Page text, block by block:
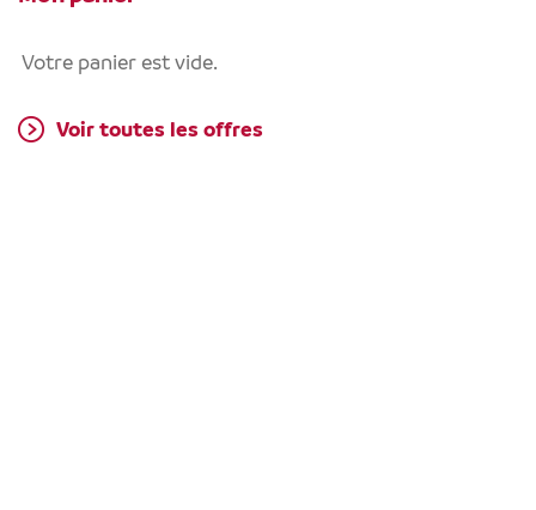
Votre panier est vide.
Voir toutes les offres